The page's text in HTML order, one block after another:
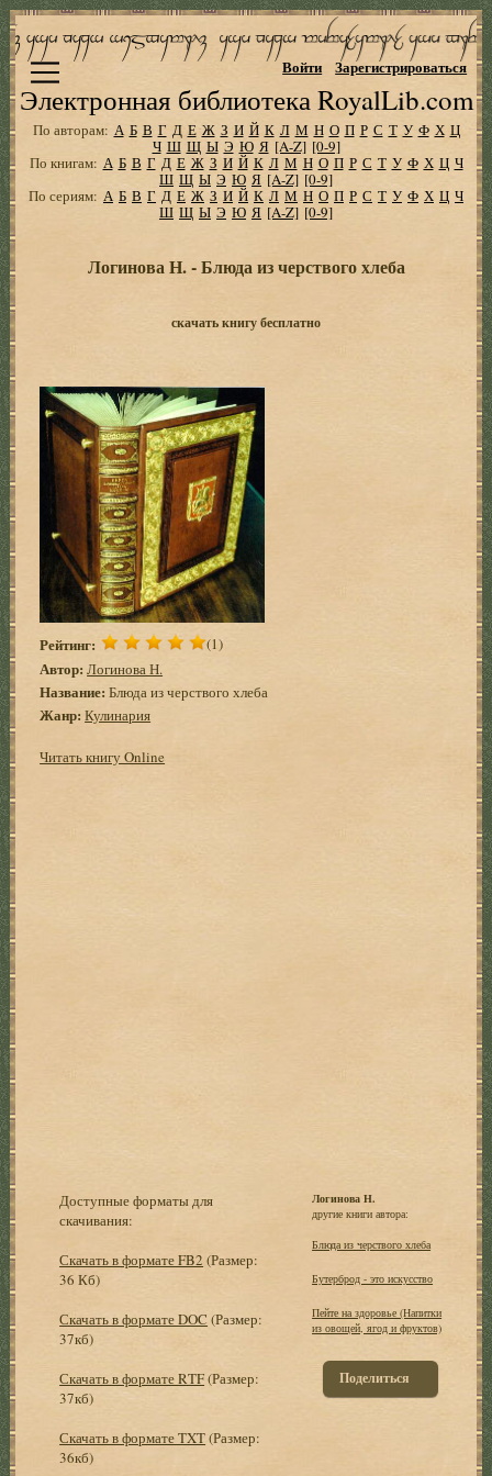
Электронная библиотека RoyalLib.com
Войти Зарегистрироваться
По авторам: А Б В Г Д Е Ж З И Й К Л М Н О П Р С Т У Ф Х Ц
Ч Ш Щ Ы Э Ю Я [A-Z] [0-9]
По книгам: А Б В Г Д Е Ж З И Й К Л М Н О П Р С Т У Ф Х Ц Ч
Ш Щ Ы Э Ю Я [A-Z] [0-9]
По сериям: А Б В Г Д Е Ж З И Й К Л М Н О П Р С Т У Ф Х Ц Ч
Ш Щ Ы Э Ю Я [A-Z] [0-9]
Логинова Н. - Блюда из черствого хлеба
скачать книгу бесплатно
Рейтинг: (1)
Автор: Логинова Н.
Название: Блюда из черствого хлеба
Жанр: Кулинария
Читать книгу Online
Доступные форматы для
скачивания:
Скачать в формате FB2 (Размер:
36 Кб)
Скачать в формате DOC (Размер:
37кб)
Скачать в формате RTF(Размер:
37кб)
Скачать в формате TXT(Размер:
36кб)
Логинова Н.
другие книги автора:
Блюда из черствого хлеба
Бутерброд - это искусство
Пейте на здоровье (Напитки
из овощей, ягод и фруктов)
Поделиться